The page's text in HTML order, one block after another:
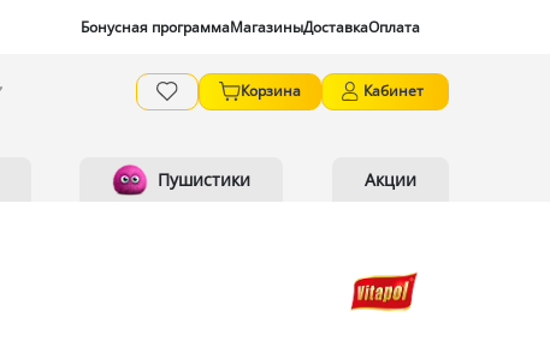
Бонусная программаМагазиныДоставкаОплата
Корзина Кабинет
Пушистики Акции